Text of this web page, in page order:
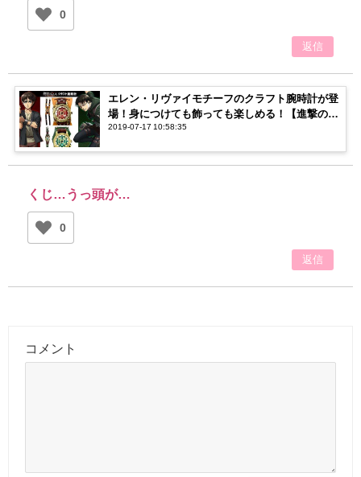
0
返信
エレン・リヴァイモチーフのクラフト腕時計が登
場！身につけても飾っても楽しめる！【進撃の巨
人】
2019-07-17 10:58:35
くじ…うっ頭が…
0
返信
コメント